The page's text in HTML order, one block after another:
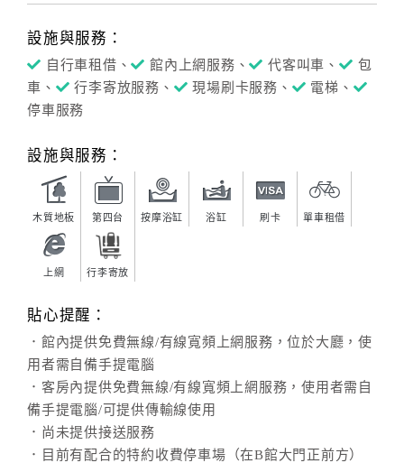
設施與服務：
自行車租借、 館內上網服務、 代客叫車、
包
車、
行李寄放服務、 現場刷卡服務、
電梯、
停車服務
設施與服務：
木質地板 第四台 按摩浴缸 浴缸 刷卡 單車租借
上網 行李寄放
貼心提醒：
．館內提供免費無線/有線寬頻上網服務，位於大廳，使
用者需自備手提電腦
．客房內提供免費無線/有線寬頻上網服務，使用者需自
備手提電腦/可提供傳輸線使用
．尚未提供接送服務
．目前有配合的特約收費停車場（在B館大門正前方）